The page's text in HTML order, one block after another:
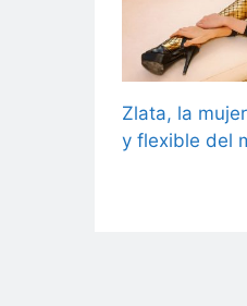
Zlata, la
y flexible del